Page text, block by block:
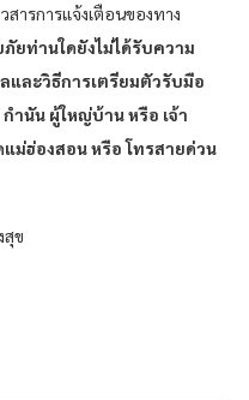
ารการแจ้งเตือนของทาง
ยท่านใดยังไม่ได้รับความ
และวิธีการเตรียมตัวรับมือ
ำนัน ผู้ใหญ่บ้าน หรือ เจ้า
ม่ฮ่องสอน หรือ โทรสายด่วน
ข